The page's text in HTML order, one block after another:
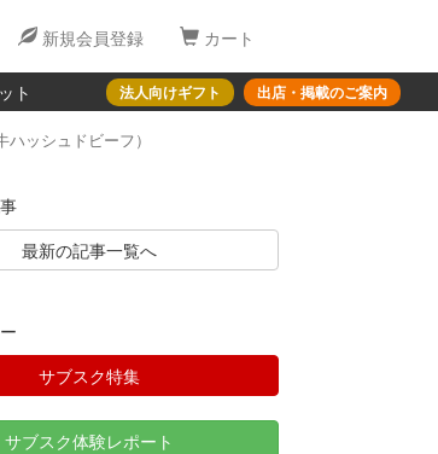
新規会員登録 カート
ト 法人向けギフト 出店・掲載のご案内
ッシュドビーフ）
最新の記事一覧へ
サブスク特集
サブスク体験レポート